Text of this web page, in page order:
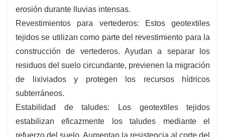
erosión durante lluvias intensas.
Revestimientos para vertederos: Estos geotextiles
tejidos se utilizan como parte del revestimiento para la
construcción de vertederos. Ayudan a separar los
residuos del suelo circundante, previenen la migración
de lixiviados y protegen los recursos hídricos
subterráneos.
Estabilidad de taludes: Los geotextiles tejidos
estabilizan eficazmente los taludes mediante el
refuerzo del suelo. Aumentan la resistencia al corte del